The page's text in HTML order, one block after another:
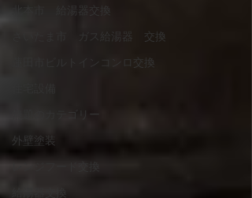
北本市 給湯器交換
さいたま市 ガス給湯器 交換
蓮田市ビルトインコンロ交換
無題のカテゴリー
外壁塗装
給湯器交換